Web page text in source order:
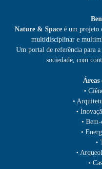
Nature & Spaceé um projeto
multidisciplinar e
Um portal de referência para a
sociedade, com
Áreas
•
•
•
• Bem-
•
•
•
•